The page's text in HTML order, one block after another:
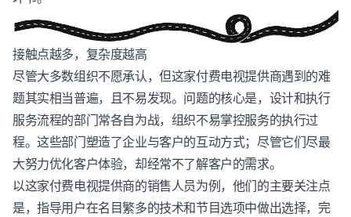
接触点越多，复杂度越高
尽管大多数组织不愿承认，但这家付费电视提供商遇到的难
题其实相当普遍，且不易发现。问题的核心是，设计和执行
服务流程的部门常各自为战，组织不易掌控服务的执行过
程。这些部门塑造了企业与客户的互动方式；尽管它们尽最
大努力优化客户体验，却经常不了解客户的需求。
以这家付费电视提供商的销售人员为例，他们的主要关注点
是，指导用户在名目繁多的技术和节目选项中做出选择，完